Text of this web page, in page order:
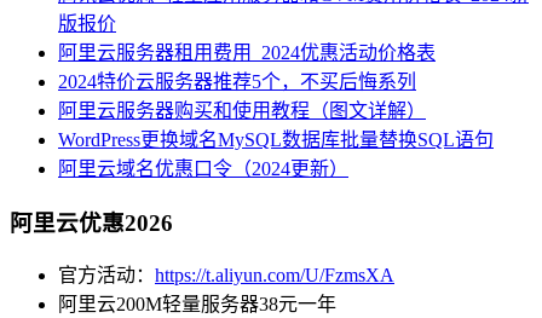
版报价
阿里云服务器租用费用_2024优惠活动价格表
2024特价云服务器推荐5个，不买后悔系列
阿里云服务器购买和使用教程（图文详解）
WordPress更换域名MySQL数据库批量替换SQL语句
阿里云域名优惠口令（2024更新）
阿里云优惠2026
官方活动： https://t.aliyun.com/U/FzmsXA
阿里云200M轻量服务器38元一年